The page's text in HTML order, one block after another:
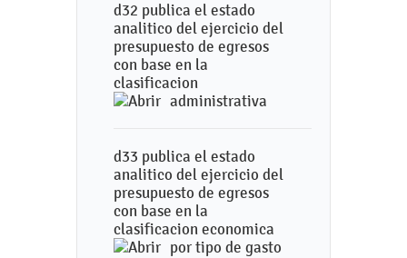
d32 publica el estado
analitico del ejercicio del
presupuesto de egresos
con base en la
clasificacion
administrativa
d33 publica el estado
analitico del ejercicio del
presupuesto de egresos
con base en la
clasificacion economica
por tipo de gasto